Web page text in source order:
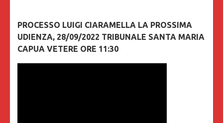
PROCESSO LUIGI CIARAMELLA LA PROSSIMA
UDIENZA, 28/09/2022 TRIBUNALE SANTA MARIA
CAPUA VETERE ORE 11:30